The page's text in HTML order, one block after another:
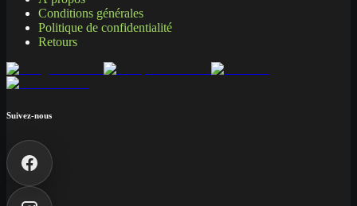
Conditions générales
Politique de confidentialité
Retours
Suivez-nous